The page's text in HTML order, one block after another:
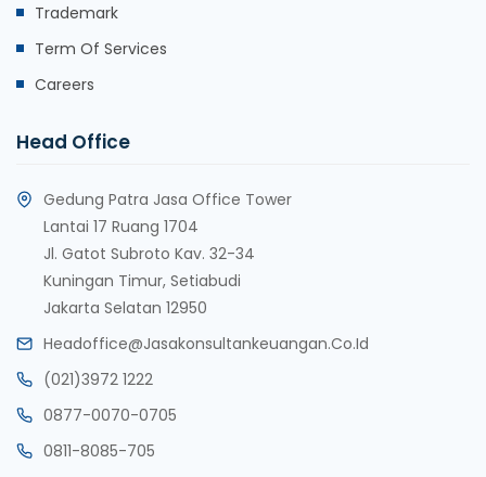
Trademark
Term Of Services
Careers
Head Office
Gedung Patra Jasa Office Tower
Lantai 17 Ruang 1704
Jl. Gatot Subroto Kav. 32-34
Kuningan Timur, Setiabudi
Jakarta Selatan 12950
Headoffice@jasakonsultankeuangan.co.id
(021)3972 1222
0877-0070-0705
0811-8085-705